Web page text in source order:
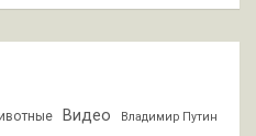
Видео Владимир Путин